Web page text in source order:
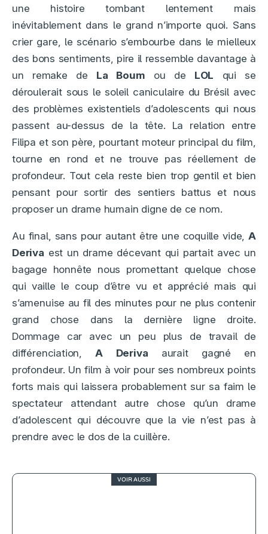
une histoire tombant lentement mais
inévitablement dans le grand n’importe quoi. Sans
crier gare, le scénario s’embourbe dans le mielleux
des bons sentiments, pire il ressemble davantage à
un remake de La Boum ou de LOL qui se
déroulerait sous le soleil caniculaire du Brésil avec
des problèmes existentiels d’adolescents qui nous
passent au-dessus de la tête. La relation entre
Filipa et son père, pourtant moteur principal du film,
tourne en rond et ne trouve pas réellement de
profondeur. Tout cela reste bien trop gentil et bien
pensant pour sortir des sentiers battus et nous
proposer un drame humain digne de ce nom.
Au final, sans pour autant être une coquille vide,A
Deriva est un drame décevant qui partait avec un
bagage honnête nous promettant quelque chose
qui vaille le coup d’être vu et apprécié mais qui
s’amenuise au fil des minutes pour ne plus contenir
grand chose dans la dernière ligne droite.
Dommage car avec un peu plus de travail de
différenciation,A Deriva aurait gagné en
profondeur. Un film à voir pour ses nombreux points
forts mais qui laissera probablement sur sa faim le
spectateur attendant autre chose qu’un drame
d’adolescent qui découvre que la vie n’est pas à
prendre avec le dos de la cuillère.
VOIR AUSSI